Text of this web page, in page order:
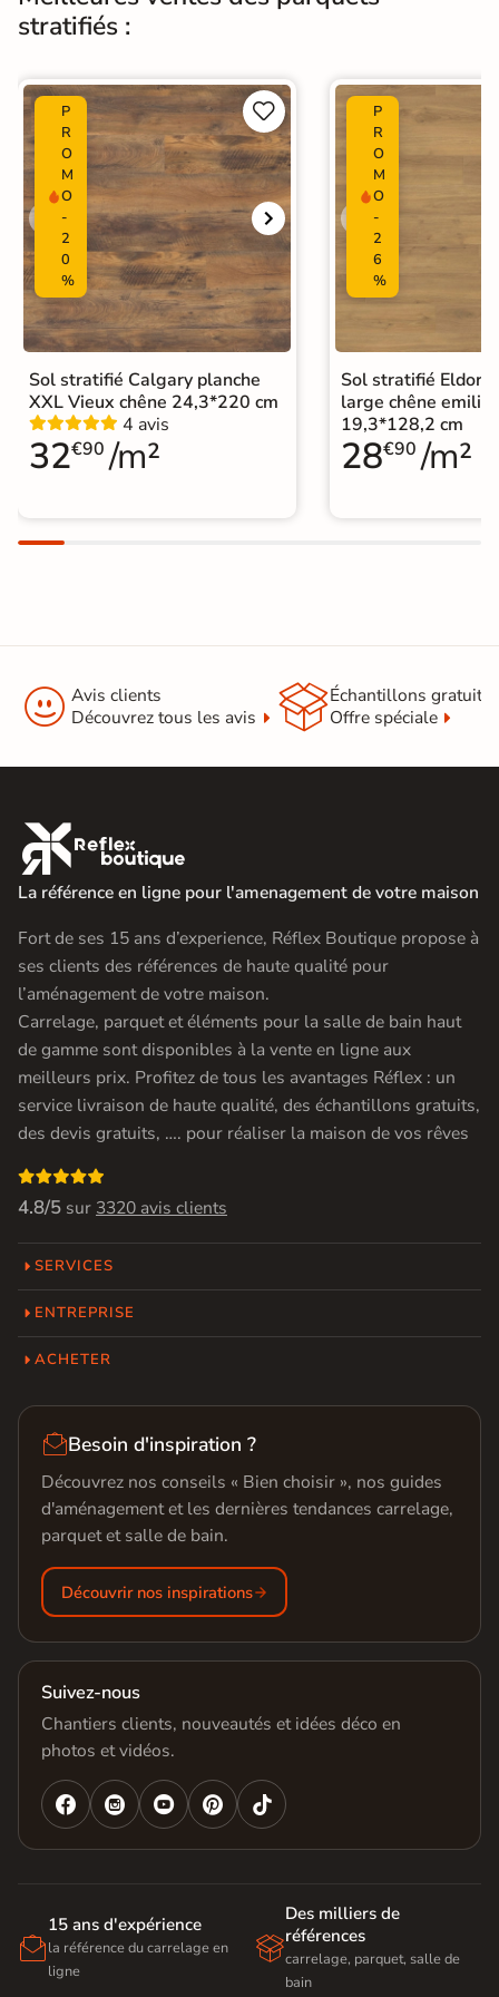
Entretien
Facile à entretenir : habituellement
nettoyés à sec avec un chiffon ou
serpillère, les sols stratifiés peuvent
aussi être nettoyés à l’eau avec
produits de base neutres.
Origine Allemagne
Format Simplifié
Parquet
20x130 cm
Catégories
Sol stratifié Lame Standard|
Sol stratifié bois naturel|
Sol stratifié bois foncé
stratifiés :
P
R
O
M
O
-
2
0
%


Sol stratifié Calgary planche
XXL Vieux chêne 24,3*220 cm
4 avis
32€90 /m²
P
R
O
M
O
-
2
6
%
Sol stratifié
large chêne emilia
19,3*128,2 cm
28€90 /m²
 Avis clients
Découvrez tous les avis
Échantillons gratuit
Offre spéciale

La référence en ligne pour l'amenagement de votre maison
Fort de ses 15 ans d’experience, Réflex Boutique propose à
ses clients des références de haute qualité pour
l’aménagement de votre maison.
Carrelage, parquet et éléments pour la salle de bain haut
de gamme sont disponibles à la vente en ligne aux
meilleurs prix. Profitez de tous les avantages Réflex : un
service livraison de haute qualité, des échantillons gratuits,
des devis gratuits, …. pour réaliser la maison de vos rêves

4.8/5 sur 3320 avis clients
SERVICES
ENTREPRISE
ACHETER
Besoin d'inspiration ?
Découvrez nos conseils « Bien choisir », nos guides
d'aménagement et les dernières tendances carrelage,
parquet et salle de bain.
Découvrir nos inspirations
Suivez-nous
Chantiers clients, nouveautés et idées déco en
photos et vidéos.
   

15 ans d'expérience
la référence du carrelage en
ligne

Des milliers de
références
carrelage, parquet, salle de
bain